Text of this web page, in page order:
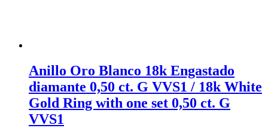
Anillo Oro Blanco 18k Engastado
diamante 0,50 ct. G VVS1 / 18k White
Gold Ring with one set 0,50 ct. G
VVS1